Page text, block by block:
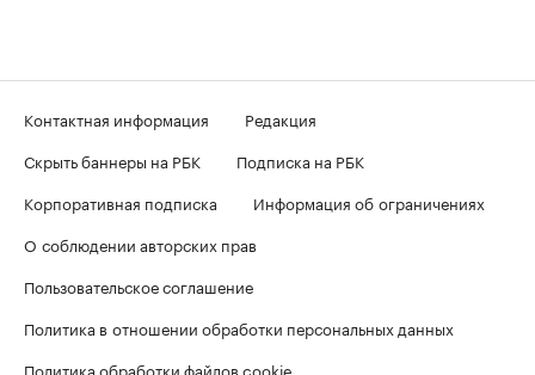
Контактная информация
Редакция
Скрыть баннеры на РБК
Подписка на РБК
Корпоративная подписка
Информация об ограничениях
О соблюдении авторских прав
Пользовательское соглашение
Политика в отношении обработки персональных данных
Политика обработки файлов cookie